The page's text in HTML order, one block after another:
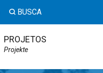
BUSCA
PROJETOS
Projekte